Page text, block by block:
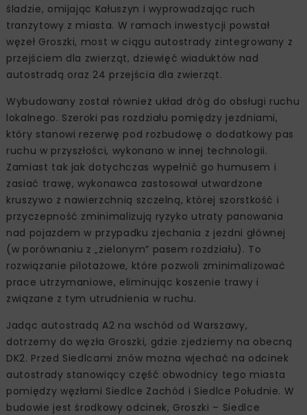
śladzie, omijając Kałuszyn i wyprowadzając ruch
tranzytowy z miasta. W ramach inwestycji powstał
węzeł Groszki, most w ciągu autostrady zintegrowany z
przejściem dla zwierząt, dziewięć wiaduktów nad
autostradą oraz 24 przejścia dla zwierząt.
Wybudowany został również układ dróg do obsługi ruchu
lokalnego. Szeroki pas rozdziału pomiędzy jezdniami,
który stanowi rezerwę pod rozbudowę o dodatkowy pas
ruchu w przyszłości, wykonano w innej technologii.
Zamiast tak jak dotychczas wypełnić go humusem i
zasiać trawę, wykonawca zastosował utwardzone
kruszywo z nawierzchnią szczelną, której szorstkość i
przyczepność zminimalizują ryzyko utraty panowania
nad pojazdem w przypadku zjechania z jezdni głównej
(w porównaniu z „zielonym” pasem rozdziału). To
rozwiązanie pilotażowe, które pozwoli zminimalizować
prace utrzymaniowe, eliminując koszenie trawy i
związane z tym utrudnienia w ruchu.
Jadąc autostradą A2 na wschód od Warszawy,
dotrzemy do węzła Groszki, gdzie zjedziemy na obecną
DK2. Przed Siedlcami znów można wjechać na odcinek
autostrady stanowiący część obwodnicy tego miasta
pomiędzy węzłami Siedlce Zachód i Siedlce Południe. W
budowie jest środkowy odcinek, Groszki – Siedlce